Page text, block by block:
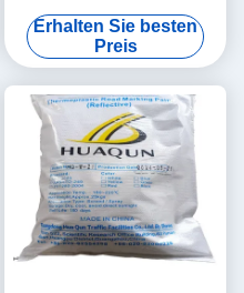
Schnelle Trocknung ≤3min
mit hoher
Temperaturbeständigkeit
180-220°C und anpassbaren
Farben
Erhalten Sie besten
Preis